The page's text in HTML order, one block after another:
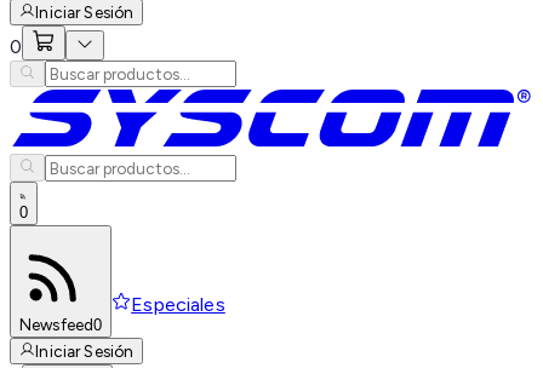
Iniciar Sesión
0
0
Newsfeed0
Especiales
Iniciar Sesión